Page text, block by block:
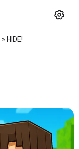
» HIDE!